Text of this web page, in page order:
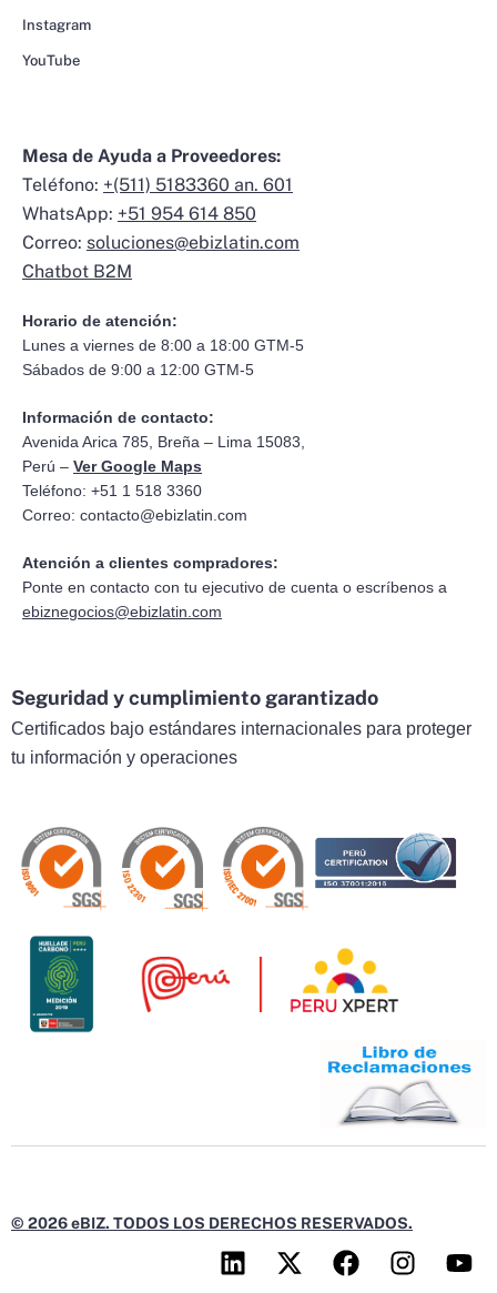
Instagram
YouTube
Mesa de Ayuda a Proveedores:
Teléfono: +(511) 5183360 an. 601
WhatsApp: +51 954 614 850
Correo: soluciones@ebizlatin.com
Chatbot B2M
Horario de atención:
Lunes a viernes de 8:00 a 18:00 GTM-5
Sábados de 9:00 a 12:00 GTM-5
Información de contacto:
Avenida Arica 785, Breña – Lima 15083,
Perú – Ver Google Maps
Teléfono: +51 1 518 3360
Correo: contacto@ebizlatin.com
Atención a clientes compradores:
Ponte en contacto con tu ejecutivo de cuenta o escríbenos a
ebiznegocios@ebizlatin.com
Seguridad y cumplimiento garantizado
Certificados bajo estándares internacionales para proteger
tu información y operaciones
© 2026 eBIZ. TODOS LOS DERECHOS RESERVADOS.
L
i
X
-
F
a
I
n
Y
o